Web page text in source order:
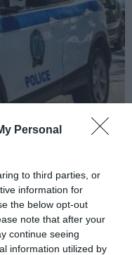
Personal
to third parties, or
information for
the below opt-out
note that after your
continue seeing
information utilized by
Βούλγαρος
από την